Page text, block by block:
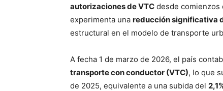
autorizaciones de VTC desde comienzos
experimenta una reducción significativa
estructural en el modelo de transporte
A fecha 1 de marzo de 2026, el país
transporte con conductor (VTC), lo que
de 2025, equivalente a una subida del